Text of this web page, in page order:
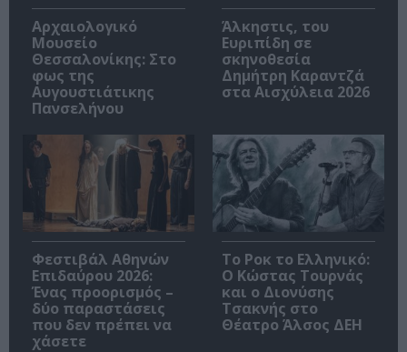
Αρχαιολογικό
Μουσείο
Θεσσαλονίκης: Στο
φως της
Αυγουστιάτικης
Πανσελήνου
Άλκηστις, του
Ευριπίδη σε
σκηνοθεσία
Δημήτρη Καραντζά
στα Αισχύλεια 2026
Φεστιβάλ Αθηνών
Επιδαύρου 2026:
Ένας προορισμός –
δύο παραστάσεις
που δεν πρέπει να
χάσετε
Το Ροκ το Ελληνικό:
Ο Κώστας Τουρνάς
και ο Διονύσης
Τσακνής στο
Θέατρο Άλσος ΔΕΗ